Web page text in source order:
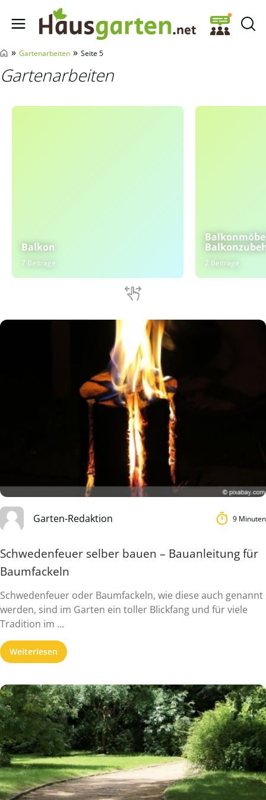
Hausgarten.net
» Gartenarbeiten » Seite 5
Gartenarbeiten
Balkon
7 Beiträge 2 Beiträge
Garten-Redaktion 9 Minuten
Schwedenfeuer selber bauen – Bauanleitung für
Baumfackeln
Schwedenfeuer oder Baumfackeln, wie diese auch genannt
werden, sind im Garten ein toller Blickfang und für viele
Tradition im ...
Weiterlesen